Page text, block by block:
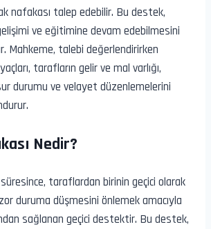
nafakası talep edebilir. Bu destek,
ve eğitimine devam edebilmesini
Mahkeme, talebi değerlendirirken
tarafların gelir ve mal varlığı,
durumu ve velayet düzenlemelerini
Nedir?
taraflardan birinin geçici olarak
duruma düşmesini önlemek amacıyla
sağlanan geçici destektir. Bu destek,